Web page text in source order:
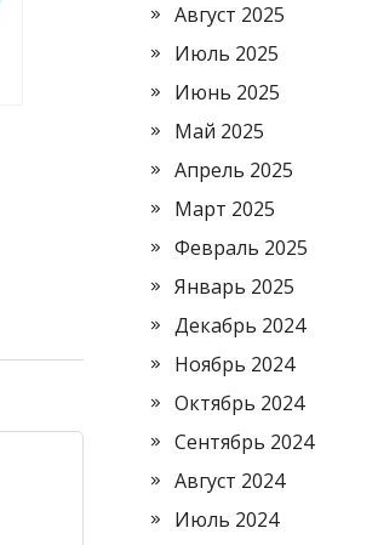
Август 2025
Июль 2025
Июнь 2025
Май 2025
Апрель 2025
Март 2025
Февраль 2025
Январь 2025
Декабрь 2024
Ноябрь 2024
Октябрь 2024
Сентябрь 2024
Август 2024
Июль 2024